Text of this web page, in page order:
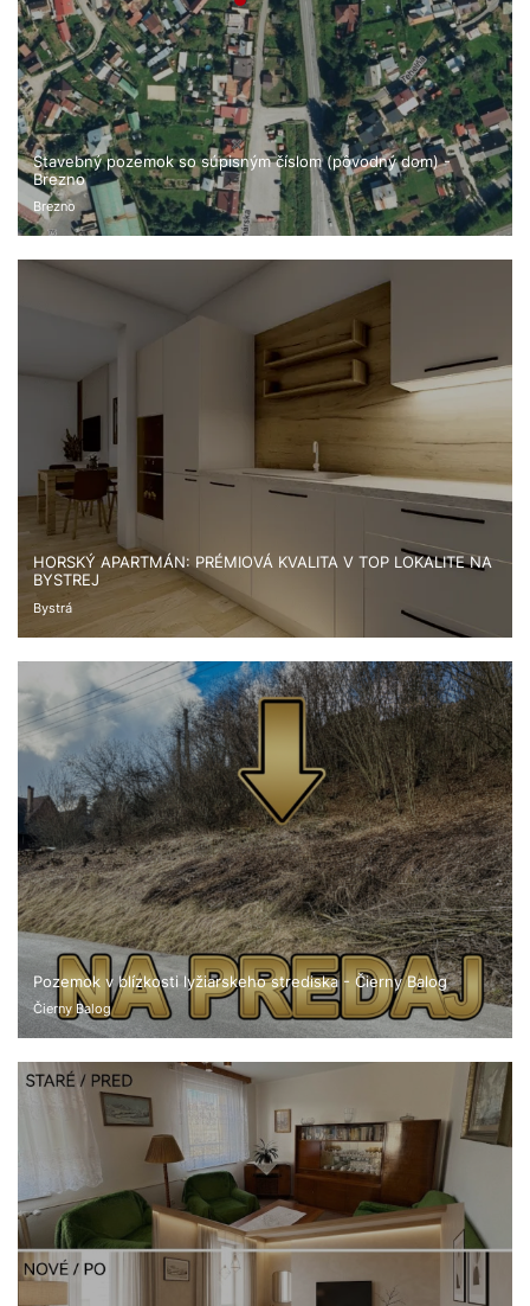
Stavebný pozemok so súpisným číslom (pôvodný dom) -
Brezno
Brezno
HORSKÝ APARTMÁN: PRÉMIOVÁ KVALITA V TOP LOKALITE NA
BYSTREJ
Bystrá
Pozemok v blízkosti lyžiarskeho strediska - Čierny Balog
Čierny Balog